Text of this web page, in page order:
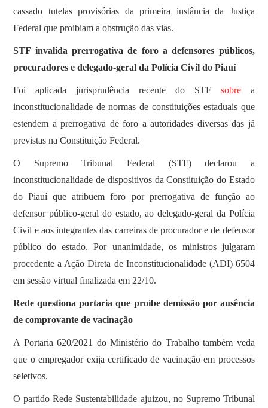
cassado tutelas provisórias da primeira instância da Justiça
Federal que proibiam a obstrução das vias.
STF invalida prerrogativa de foro a defensores públicos,
procuradores e delegado-geral da Polícia Civil do Piauí
Foi aplicada jurisprudência recente do STF sobrea
inconstitucionalidade de normas de constituições estaduais que
estendem a prerrogativa de foro a autoridades diversas das já
previstas na Constituição Federal.
O Supremo Tribunal Federal (STF) declarou a
inconstitucionalidade de dispositivos da Constituição do Estado
do Piauí que atribuem foro por prerrogativa de função ao
defensor público-geral do estado, ao delegado-geral da Polícia
Civil e aos integrantes das carreiras de procurador e de defensor
público do estado. Por unanimidade, os ministros julgaram
procedente a Ação Direta de Inconstitucionalidade (ADI) 6504
em sessão virtual finalizada em 22/10.
Rede questiona portaria que proíbe demissão por ausência
de comprovante de vacinação
A Portaria 620/2021 do Ministério do Trabalho também veda
que o empregador exija certificado de vacinação em processos
seletivos.
O partido Rede Sustentabilidade ajuizou, no Supremo Tribunal